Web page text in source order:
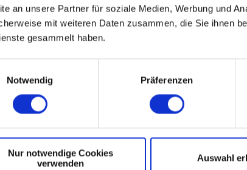
an unsere Partner für soziale Medien, Werbung und
mit weiteren Daten zusammen, die Sie ihnen
gesammelt haben.
Notwendig Präferenzen
Nur notwendige Cookies
verwenden
Auswahl